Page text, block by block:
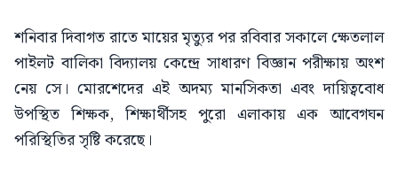
শনিবার দিবাগত রাতে মায়ের মৃত্যুর পর রবিবার সকালে ক্ষেতলাল
পাইলট বালিকা বিদ্যালয় কেন্দ্রে সাধারণ বিজ্ঞান পরীক্ষায় অংশ
নেয় সে। মোরশেদের এই অদম্য মানসিকতা এবং দায়িত্ববোধ
উপস্থিত শিক্ষক, শিক্ষার্থীসহ পুরো এলাকায় এক আবেগঘন
পরিস্থিতির সৃষ্টি করেছে।